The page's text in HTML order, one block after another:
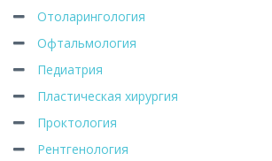
Отоларингология
Офтальмология
Педиатрия
Пластическая хирургия
Проктология
Рентгенология